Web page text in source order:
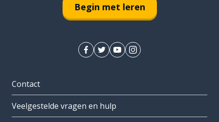
Begin met leren
Contact
Veelgestelde vragen en hulp